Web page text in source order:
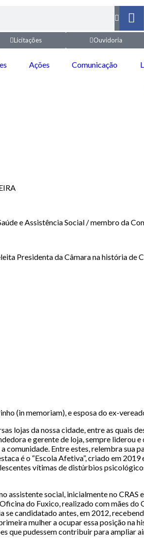
Licitações Ouvidoria
Ações Comunicação
e Assistência Social / membro da
Presidenta da Câmara na história de
(in memoriam), e esposa do ex-
lojas da nossa cidade, entre as quais
e gerente de loja, sempre liderou
Entre estes, relembra sua
é o “Escola Afetiva”, criado em
vítimas de distúrbios
assistente social, inicialmente no CRAS
do Fuxico, realizado com mães do
candidatado antes, em 2012,
mulher a ocupar essa posição na
pudessem contribuir para ampliar